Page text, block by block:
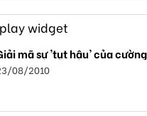
widget
mã sự 'tụt hậu' của
08/2010